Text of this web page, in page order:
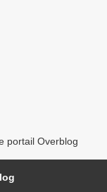
portail Overblog